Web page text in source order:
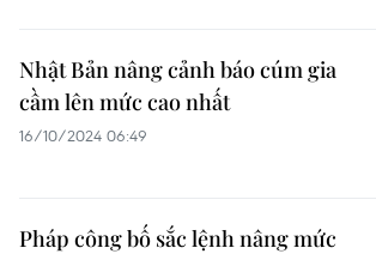
Nhật Bản nâng cảnh báo cúm gia
cầm lên mức cao nhất
16/10/2024 06:49
Pháp công bố sắc lệnh nâng mức